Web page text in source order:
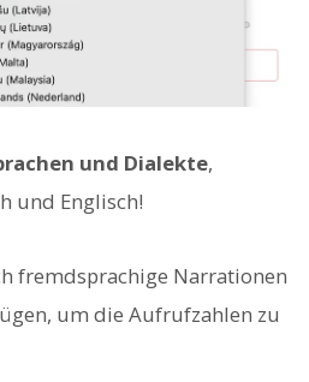
und Dialekte,
und Englisch!
fremdsprachige Narrationen
um die Aufrufzahlen zu